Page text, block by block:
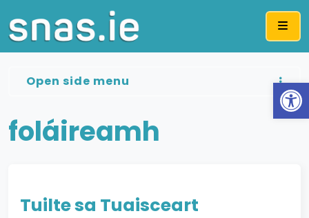
foláireamh
Tuilte sa Tuaisceart
Open side menu